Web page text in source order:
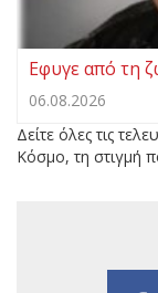
Εφυγε από τη
06.08.2026
Δείτε όλες τις
Κόσμο, τη στιγμή